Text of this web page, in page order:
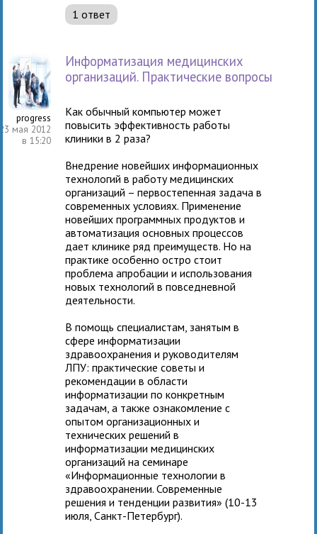
1 ответ
progress
23 мая 2012
в 15:20
Информатизация медицинских
организаций. Практические вопросы
Как обычный компьютер может
повысить эффективность работы
клиники в 2 раза?
Внедрение новейших информационных
технологий в работу медицинских
организаций – первостепенная задача в
современных условиях. Применение
новейших программных продуктов и
автоматизация основных процессов
дает клинике ряд преимуществ. Но на
практике особенно остро стоит
проблема апробации и использования
новых технологий в повседневной
деятельности.
В помощь специалистам, занятым в
сфере информатизации
здравоохранения и руководителям
ЛПУ: практические советы и
рекомендации в области
информатизации по конкретным
задачам, а также ознакомление с
опытом организационных и
технических решений в
информатизации медицинских
организаций на семинаре
«Информационные технологии в
здравоохранении. Современные
решения и тенденции развития» (10-13
июля, Санкт-Петербург).